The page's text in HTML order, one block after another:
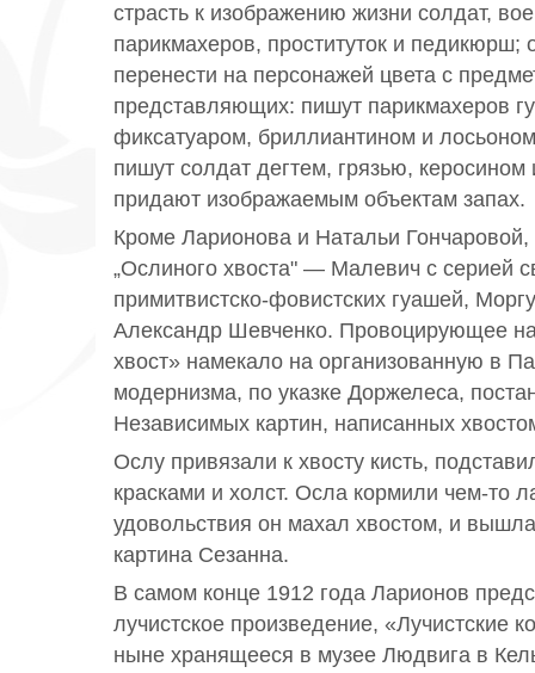
страсть к изображению жизни солдат,
парикмахеров, проституток и педикюрш;
перенести на персонажей цвета с
представляющих: пишут парикмахеров
фиксатуаром, бриллиантином и
пишут солдат дегтем, грязью, керосином
придают изображаемым объектам запах.
Кроме Ларионова и Натальи Гончаровой,
„Ослиного хвоста" — Малевич с серией
примитвистско-фовистских гуашей,
Александр Шевченко. Провоцирующее
хвост» намекало на организованную в
модернизма, по указке Доржелеса,
Независимых картин, написанных
Ослу привязали к хвосту кисть,
красками и холст. Осла кормили чем-то
удовольствия он махал хвостом, и
картина Сезанна.
В самом конце 1912 года Ларионов
лучистское произведение, «Лучистские
ныне хранящееся в музее Людвига в